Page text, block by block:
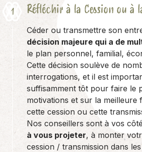
Réfléchir à la Cession ou à
Céder ou transmettre son
décision majeure qui a de
le plan personnel, familial,
Cette décision soulève de
interrogations, et il est
suffisamment tôt pour faire le
motivations et sur la meilleure
cette cession ou cette
Nos conseillers sont à vos
à vous projeter, à monter
cession / transmission dans